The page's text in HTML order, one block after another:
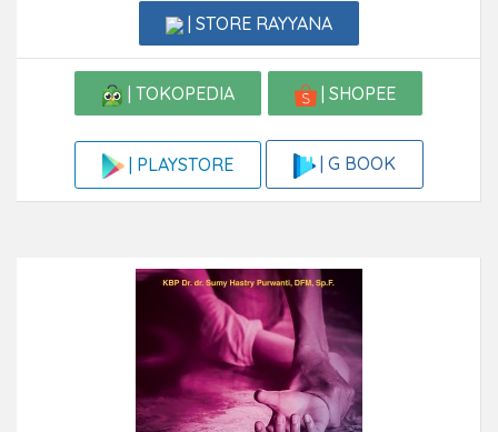
| STORE RAYYANA
| TOKOPEDIA | SHOPEE
| PLAYSTORE | G BOOK